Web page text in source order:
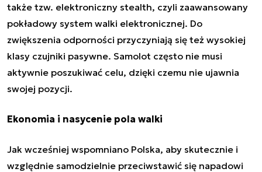
także tzw. elektroniczny stealth, czyli zaawansowany
pokładowy system walki elektronicznej. Do
zwiększenia odporności przyczyniają się też wysokiej
klasy czujniki pasywne. Samolot często nie musi
aktywnie poszukiwać celu, dzięki czemu nie ujawnia
swojej pozycji.
Ekonomia i nasycenie pola walki
Jak wcześniej wspomniano Polska, aby skutecznie i
względnie samodzielnie przeciwstawić się napadowi